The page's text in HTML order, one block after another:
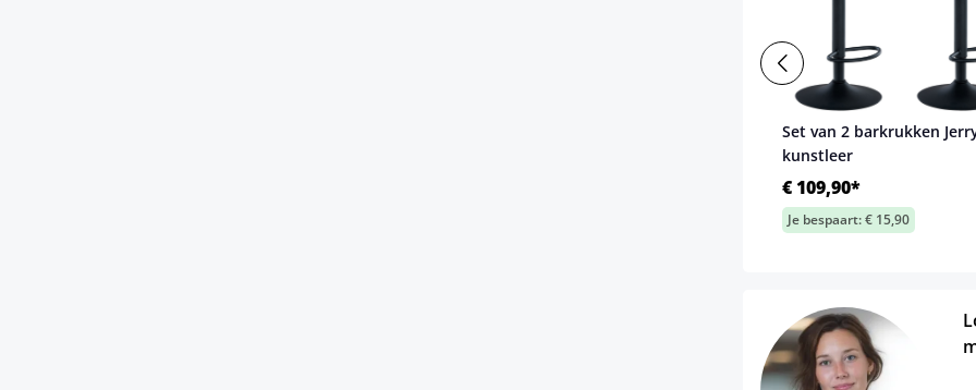
Set van 2 barkrukken
kunstleer
€ 109,90*
Je bespaart: € 15,90